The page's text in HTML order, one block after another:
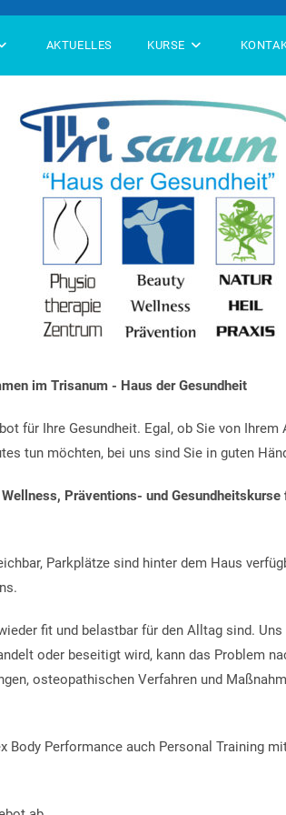
AKTUELLES KURSE
im Trisanum - Haus der Gesundheit
für Ihre Gesundheit. Egal, ob Sie von Ihrem
tun möchten, bei uns sind Sie in guten
Präventions- und Gesundheitskurse
Parkplätze sind hinter dem Haus
fit und belastbar für den Alltag sind.
oder beseitigt wird, kann das Problem
osteopathischen Verfahren und
Performance auch Personal Training